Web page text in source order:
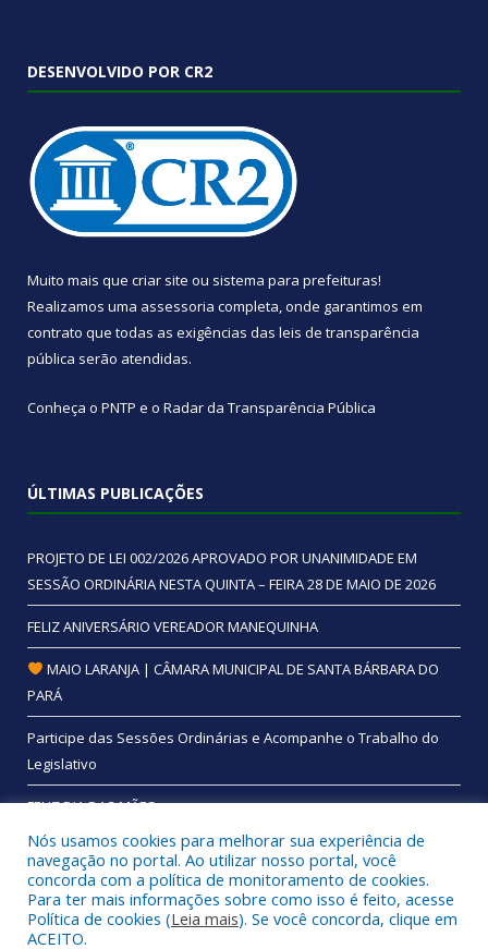
DESENVOLVIDO POR CR2
Muito mais que criar site ou sistema para prefeituras!
Realizamos uma assessoria completa, onde garantimos em
contrato que todas as exigências das leis de transparência
pública serão atendidas.
Conheça o PNTP e o Radar da Transparência Pública
ÚLTIMAS PUBLICAÇÕES
PROJETO DE LEI 002/2026 APROVADO POR UNANIMIDADE EM
SESSÃO ORDINÁRIA NESTA QUINTA – FEIRA 28 DE MAIO DE 2026
FELIZ ANIVERSÁRIO VEREADOR MANEQUINHA
MAIO LARANJA | CÂMARA MUNICIPAL DE SANTA BÁRBARA DO
PARÁ
Participe das Sessões Ordinárias e Acompanhe o Trabalho do
Legislativo
FELIZ DIA DAS MÃES
Todos os direitos reservados a Câmara Municipal de Santa
Bárbara do Pará.
Nós usamos cookies para melhorar sua experiência de
navegação no portal. Ao utilizar nosso portal, você
concorda com a política de monitoramento de cookies.
Para ter mais informações sobre como isso é feito, acesse
Política de cookies (Leia mais). Se você concorda, clique em
ACEITO.